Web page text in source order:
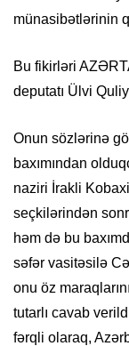
münasibətlərinin
Bu fikirləri
deputatı Ülvi
Onun sözlərinə
baxımından
naziri İrakli
seçkilərindən
həm də bu
səfər vasitəsilə
onu öz
tutarlı cavab
fərqli olaraq,